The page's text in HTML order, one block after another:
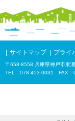
サイトマップ プライ
〒658-8558 兵庫県神戸市東
TEL：078-453-0031 FAX：